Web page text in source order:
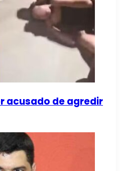
acusado de agredir